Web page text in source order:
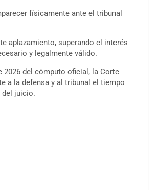
físicamente ante el tribunal
aplazamiento, superando el interés
y legalmente válido.
2026 del cómputo oficial, la Corte
a la defensa y al tribunal el tiempo
del juicio.